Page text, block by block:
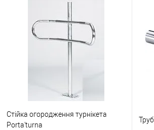
Купити в 1 клік
порівняння
В наявності
Стійка огородження турнікета
Porta'turna